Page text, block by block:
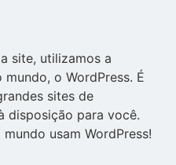
site, utilizamos a
o WordPress. É
sites de
disposição para você.
usam WordPress!